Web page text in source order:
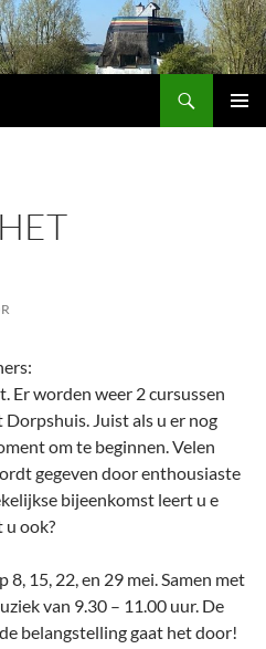
Er worden weer 2 cursussen
Juist als u er nog
om te beginnen. Velen
gegeven door enthousiaste
bijeenkomst leert u e
ook?
15, 22, en 29 mei. Samen met
van 9.30 – 11.00 uur. De
belangstelling gaat het door!